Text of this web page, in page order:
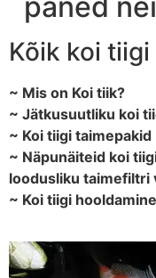
Kõik koi
~ Mis on Koi tiik?
~ Jätkusuutliku koi
~ Koi tiigi taimepakid
~ Näpunäiteid koi
loodusliku taimefiltri
~ Koi tiigi hooldamine